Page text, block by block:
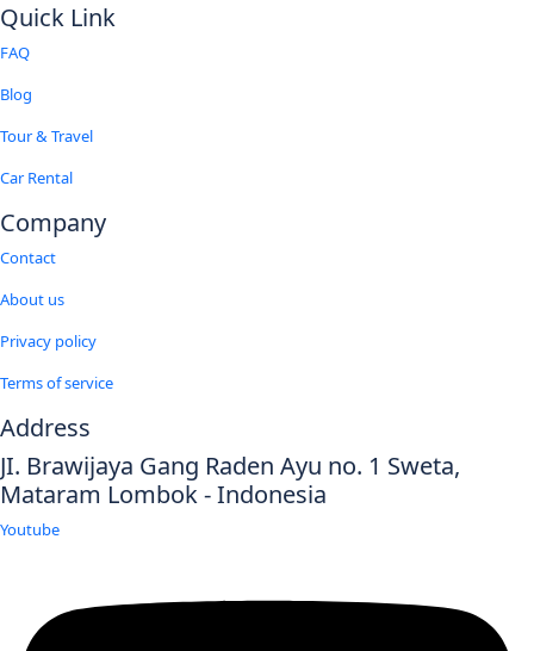
Quick Link
FAQ
Blog
Tour & Travel
Car Rental
Company
Contact
About us
Privacy policy
Terms of service
Address
JI. Brawijaya Gang Raden Ayu no. 1 Sweta,
Mataram Lombok - Indonesia
Youtube